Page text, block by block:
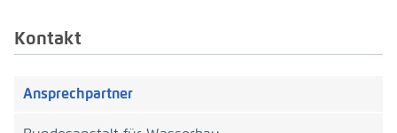
Kontakt
Ansprechpartner